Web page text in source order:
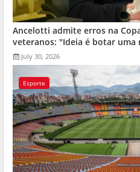
Ancelotti admite erros na
veteranos: "Ideia é botar uma
July 30, 2026
Esporte